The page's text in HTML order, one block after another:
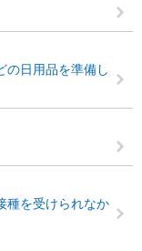
の日用品を準備し
種を受けられなか